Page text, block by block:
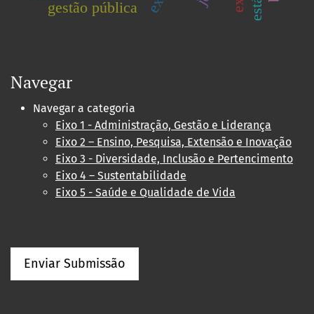
gestão pública
Navegar
Navegar a categoria
Eixo 1 - Administração, Gestão e Liderança
Eixo 2 – Ensino, Pesquisa, Extensão e Inovação
Eixo 3 - Diversidade, Inclusão e Pertencimento
Eixo 4 – Sustentabilidade
Eixo 5 - Saúde e Qualidade de Vida
Enviar Submissão